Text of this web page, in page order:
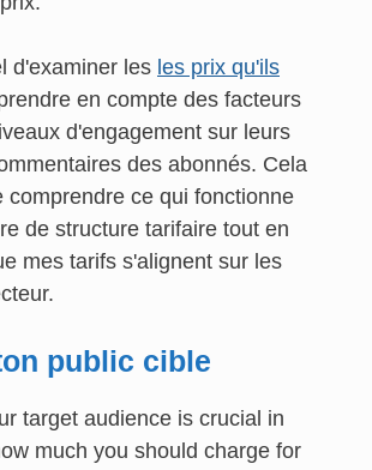
d'examiner les les prix qu'ils
en compte des facteurs
d'engagement sur leurs
des abonnés. Cela
comprendre ce qui fonctionne
de structure tarifaire tout en
mes tarifs s'alignent sur les
public cible
target audience is crucial in
much you should charge for